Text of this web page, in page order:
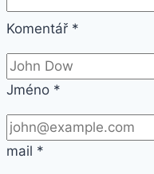
Komentář *
Jméno *
mail *